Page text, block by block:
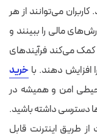
می‌توانند از هر
مالی را ببینند و
کمک می‌کند فرآیندهای
افزایش دهند. با خرید
امن و همیشه در
دسترسی داشته باشید.
از طریق اینترنت قابل